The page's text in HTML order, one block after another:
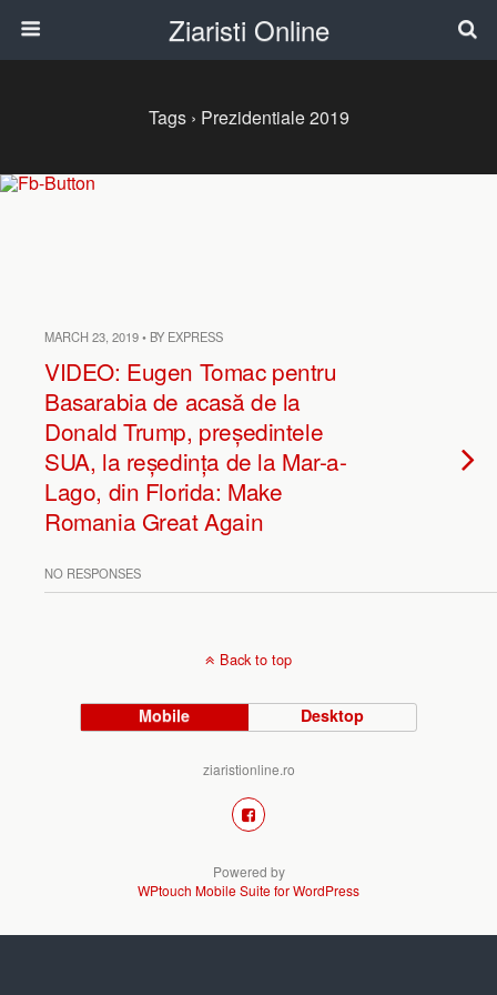
Ziaristi Online
Tags › Prezidentiale 2019
MARCH 23, 2019 • BY EXPRESS
VIDEO: Eugen Tomac pentru
Basarabia de acasă de la
Donald Trump, președintele
SUA, la reședința de la Mar-a-
Lago, din Florida: Make
Romania Great Again
NO RESPONSES
Back to top
Mobile Desktop
ziaristionline.ro
Powered by
WPtouch Mobile Suite for WordPress